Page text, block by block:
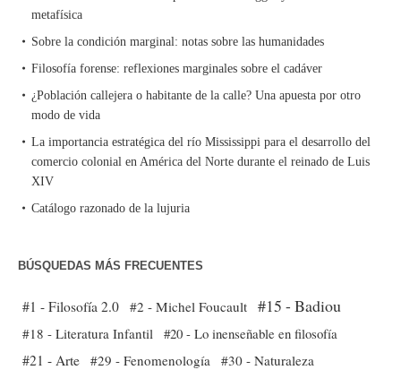
metafísica
Sobre la condición marginal: notas sobre las humanidades
Filosofía forense: reflexiones marginales sobre el cadáver
¿Población callejera o habitante de la calle? Una apuesta por otro
modo de vida
La importancia estratégica del río Mississippi para el desarrollo del
comercio colonial en América del Norte durante el reinado de Luis
XIV
Catálogo razonado de la lujuria
BÚSQUEDAS MÁS FRECUENTES
#1 - Filosofía 2.0 #2 - Michel Foucault #15 - Badiou
#18 - Literatura Infantil #20 - Lo inenseñable en filosofía
#21 - Arte #29 - Fenomenología
#30 - Naturaleza